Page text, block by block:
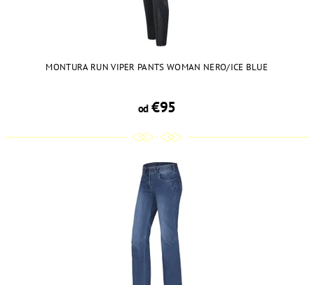
MONTURA RUN VIPER PANTS WOMAN NERO/ICE BLUE
od€95